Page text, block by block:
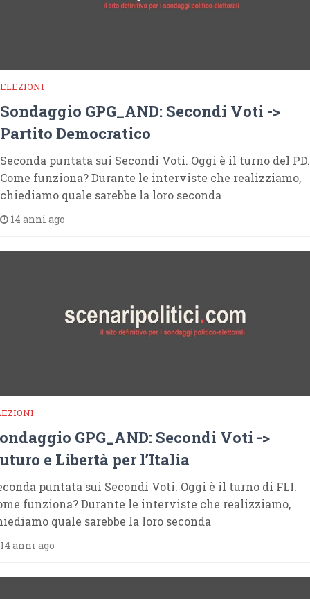
ELEZIONI
Sondaggio GPG_AND: Secondi Voti ->
Partito Democratico
Seconda puntata sui Secondi Voti. Oggi è il turno del PD.
Come funziona? Durante le interviste che realizziamo,
chiediamo quale sarebbe la loro seconda
14 anni ago
GPG_AND: Secondi Voti ->
e Libertà per l’Italia
puntata sui Secondi Voti. Oggi è il turno di FLI.
funziona? Durante le interviste che realizziamo,
quale sarebbe la loro seconda
anni ago